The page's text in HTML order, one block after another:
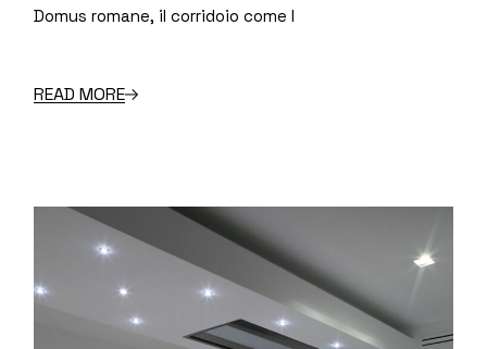
Domus romane, il corridoio come l
READ MORE